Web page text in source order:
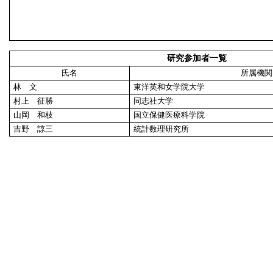
研究参加者一覧
氏名
所属機関
林 文
東洋英和女学院大学
村上 征勝
同志社大学
山岡 和枝
国立保健医療科学院
吉野 諒三
統計数理研究所